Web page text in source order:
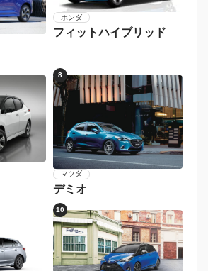
ホンダ
フィットハイブリッド
8
マツダ
デミオ
10